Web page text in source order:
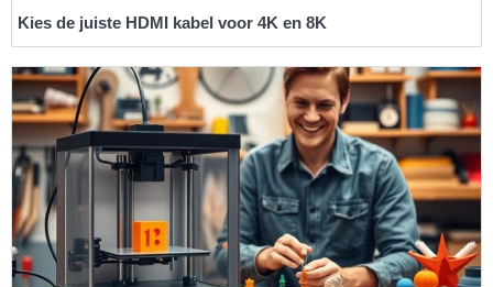
Kies de juiste HDMI kabel voor 4K en 8K